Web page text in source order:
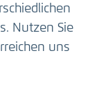
Nutzen Sie
uns